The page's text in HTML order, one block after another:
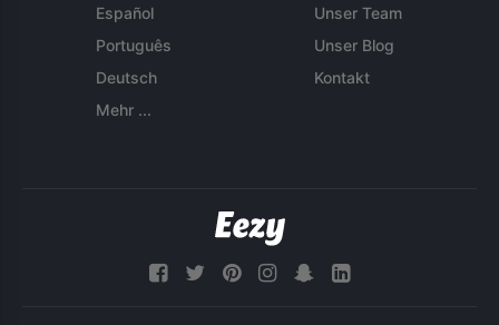
Español
Português
Deutsch
Mehr ...
Unser Team
Unser Blog
Kontakt